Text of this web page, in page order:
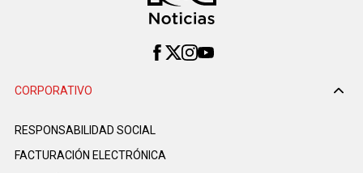
CORPORATIVO
RESPONSABILIDAD SOCIAL
FACTURACIÓN ELECTRÓNICA